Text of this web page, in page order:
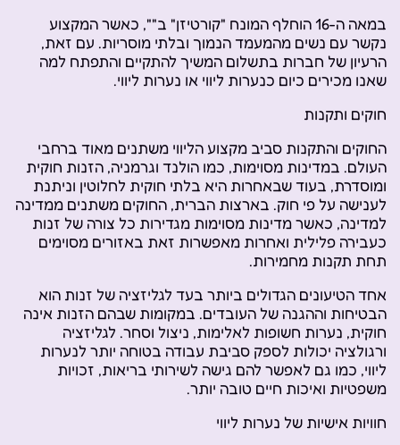
במאה ה-16 הוחלף המונח "קורטיזן" ב"", כאשר המקצוע
נקשר עם נשים מהמעמד הנמוך ובלתי מוסריות. עם זאת,
הרעיון של חברות בתשלום המשיך להתקיים והתפתח למה
שאנו מכירים כיום כנערות ליווי או נערות ליווי.
חוקים ותקנות
החוקים והתקנות סביב מקצוע הליווי משתנים מאוד ברחבי
העולם. במדינות מסוימות, כמו הולנד וגרמניה, הזנות חוקית
ומוסדרת, בעוד שבאחרות היא בלתי חוקית לחלוטין וניתנת
לענישה על פי חוק. בארצות הברית, החוקים משתנים ממדינה
למדינה, כאשר מדינות מסוימות מגדירות כל צורה של זנות
כעבירה פלילית ואחרות מאפשרות זאת באזורים מסוימים
תחת תקנות מחמירות.
אחד הטיעונים הגדולים ביותר בעד לגליזציה של זנות הוא
הבטיחות וההגנה של העובדים. במקומות שבהם הזנות אינה
חוקית, נערות חשופות לאלימות, ניצול וסחר. לגליזציה
ורגולציה יכולות לספק סביבת עבודה בטוחה יותר לנערות
ליווי, כמו גם לאפשר להם גישה לשירותי בריאות, זכויות
משפטיות ואיכות חיים טובה יותר.
חוויות אישיות של נערות ליווי